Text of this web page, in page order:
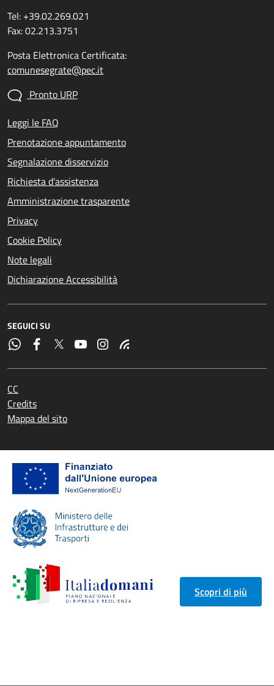
Tel: +39.02.269.021
Fax: 02.213.3751
Posta Elettronica Certificata:
comunesegrate@pec.it
Pronto URP
Leggi le FAQ
Prenotazione appuntamento
Segnalazione disservizio
Richiesta d'assistenza
Amministrazione trasparente
Privacy
Cookie Policy
Note legali
Dichiarazione Accessibilità
SEGUICI SU
CC
Credits
Mappa del sito
Scopri di più